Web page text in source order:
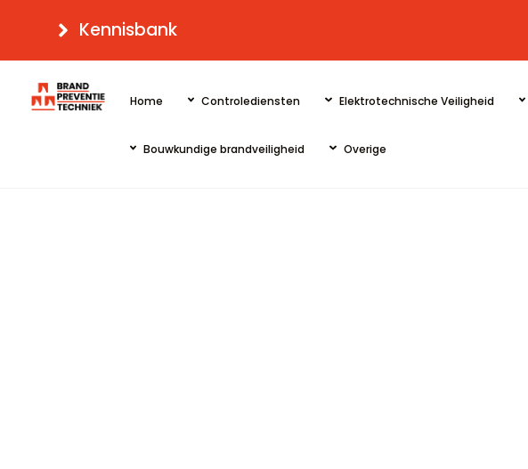
content
Kennisbank
Home Controlediensten Elektrotechnische Veiligheid
Bouwkundige brandveiligheid Overige